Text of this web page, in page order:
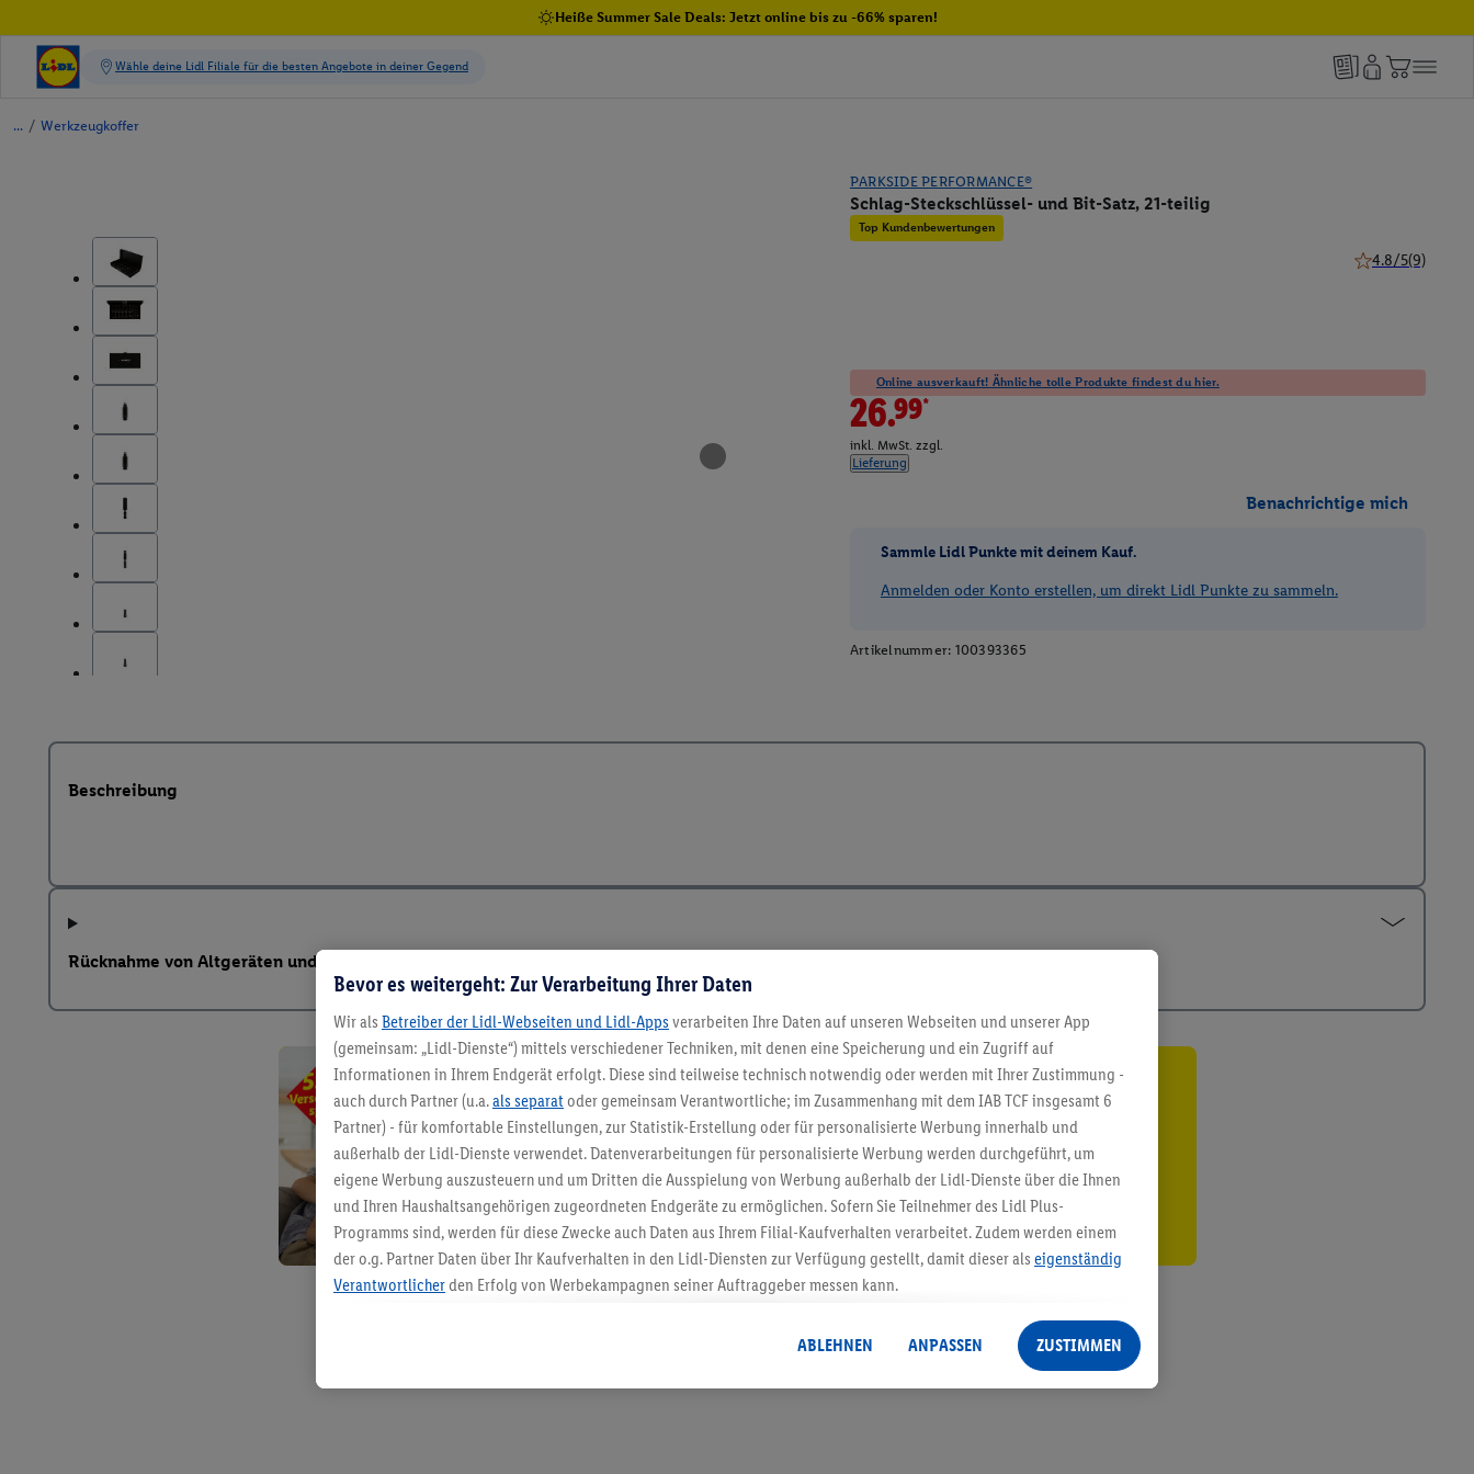
Heiße Summer Sale Deals: Jetzt online bis zu -66% sparen!
/ Werkzeugkoffer
PARKSIDE PERFORMANCE®
Schlag-Steckschlüssel- und Bit-Satz, 21-teilig
Top Kundenbewertungen
4.8/5(9)
Online ausverkauft! Ähnliche tolle Produkte findest du hier.
26.99*
inkl. MwSt. zzgl.
Lieferung
Benachrichtige mich
Sammle Lidl Punkte mit deinem Kauf.
Anmelden oder Konto erstellen, um direkt Lidl Punkte zu sammeln.
Artikelnummer: 100393365
Beschreibung
Rücknahme von Altgeräten und weitere Hinweise nach ElektroG und BattVO-BattDG
5.95 € Versand sparen³²ᵃ
Jetzt zum Newsletter anmelden
Gutschein sichern!
Bevor es weitergeht: Zur Verarbeitung Ihrer Daten
Wir als Betreiber der Lidl-Webseiten und Lidl-Apps verarbeiten Ihre Daten auf unseren Webseiten und unserer App
(gemeinsam: „Lidl-Dienste“) mittels verschiedener Techniken, mit denen eine Speicherung und ein Zugriff auf
Informationen in Ihrem Endgerät erfolgt. Diese sind teilweise technisch notwendig oder werden mit Ihrer Zustimmung -
auch durch Partner (u.a.als separat oder gemeinsam Verantwortliche; im Zusammenhang mit dem IAB TCF insgesamt 6
Partner) - für komfortable Einstellungen, zur Statistik-Erstellung oder für personalisierte Werbung innerhalb und
außerhalb der Lidl-Dienste verwendet. Datenverarbeitungen für personalisierte Werbung werden durchgeführt, um
eigene Werbung auszusteuern und um Dritten die Ausspielung von Werbung außerhalb der Lidl-Dienste über die Ihnen
und Ihren Haushaltsangehörigen zugeordneten Endgeräte zu ermöglichen. Sofern Sie Teilnehmer des Lidl Plus-
Programms sind, werden für diese Zwecke auch Daten aus Ihrem Filial-Kaufverhalten verarbeitet. Zudem werden einem
der o.g. Partner Daten über Ihr Kaufverhalten in den Lidl-Diensten zur Verfügung gestellt, damit dieser als eigenständig
Verantwortlicherden Erfolg von Werbekampagnen seiner Auftraggeber messen kann.
angereicherten Profilen. Dies umfasst die Zusammenführung von Daten (z.B. über Ihre Nutzung der Lidl-Dienste, Ihr
Kaufverhalten in den Lidl-Diensten, Informationen aus Ihrem Kundenkonto - z.B. Alter oder Geschlecht - sowie Ihre
genauen Standortdaten) auch über verschiedene Endgeräte und Lidl-Dienste hinweg einschließlich dem Speichern von
ABLEHNEN ANPASSEN ZUSTIMMEN